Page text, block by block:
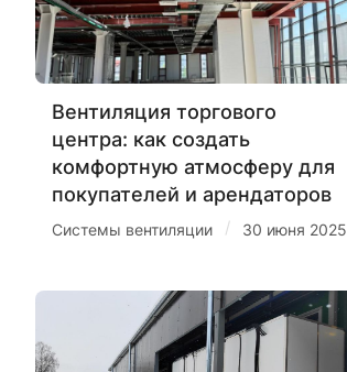
Вентиляция торгового
центра: как создать
комфортную атмосферу для
покупателей и арендаторов
Системы вентиляции / 30 июня 2025